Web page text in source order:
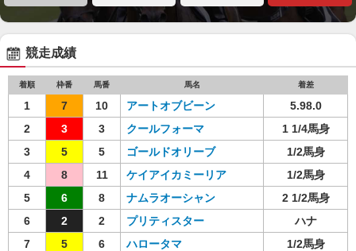
競走成績
着順 枠番 馬番 馬名 着差
1 7 10 アートオブビーン
5.98.0
2
3 3 クールフォーマ
1 1/4馬身
3
5 5 ゴールドオリーブ
1/2馬身
4
8 11 ケイアイカミーリア
1/2馬身
5
6 8 ナムラオーシャン
2 1/2馬身
6
2 2 プリティスター
ハナ
7
5 6 ハロータマ
1/2馬身